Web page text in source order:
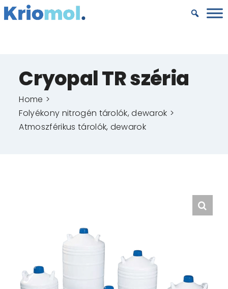
Kihagyás
Cryopal TR széria
Home
Folyékony nitrogén tárolók, dewarok
Atmoszférikus tárolók, dewarok